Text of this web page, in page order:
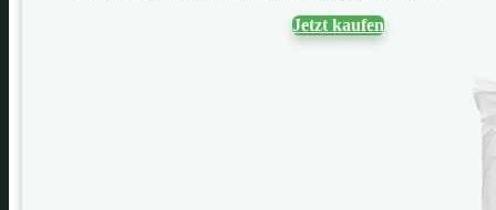
Jetzt kaufen